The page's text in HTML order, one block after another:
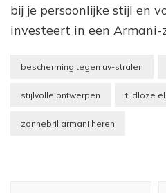
bij je persoonlijke stijl en
investeert in een Armani-
bescherming tegen uv-stralen
stijlvolle ontwerpen tijdloze
zonnebril armani heren